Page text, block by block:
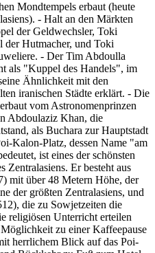
Mondtempels erbaut (heute
- Halt an den Märkten
der Geldwechsler, Toki
der Hutmacher, und Toki
- Der Tim Abdoulla
als "Kuppel des Handels", im
Ähnlichkeit mit den
iranischen Städte erklärt. - Die
vom Astronomenprinzen
Abdoulaziz Khan, die
als Buchara zur Hauptstadt
Kalon-Platz, dessen Name "am
ist eines der schönsten
Zentralasiens. Er besteht aus
mit über 48 Metern Höhe, der
der größten Zentralasiens, und
die zu Sowjetzeiten die
religiösen Unterricht erteilen
zu einer Kaffeepause
herrlichem Blick auf das Poi-